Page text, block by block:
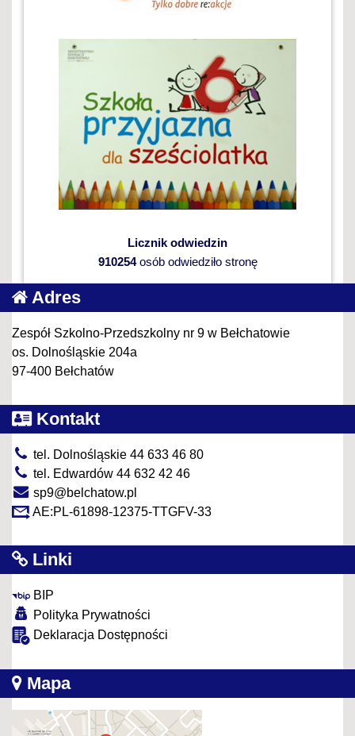
Licznik odwiedzin
910254osób odwiedziło stronę
Adres
Zespół Szkolno-Przedszkolny nr 9 w Bełchatowie
os. Dolnośląskie 204a
97-400 Bełchatów
Kontakt
tel. Dolnośląskie 44 633 46 80
tel. Edwardów 44 632 42 46
sp9@belchatow.pl
AE:PL-61898-12375-TTGFV-33
Linki
BIP
Polityka Prywatności
Deklaracja Dostępności
Mapa